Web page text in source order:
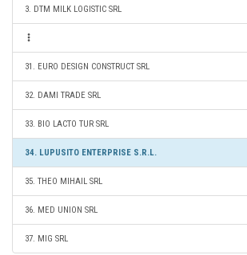
3. DTM MILK LOGISTIC SRL
31. EURO DESIGN CONSTRUCT SRL
32. DAMI TRADE SRL
33. BIO LACTO TUR SRL
34. LUPUSITO ENTERPRISE S.R.L.
35. THEO MIHAIL SRL
36. MED UNION SRL
37. MIG SRL